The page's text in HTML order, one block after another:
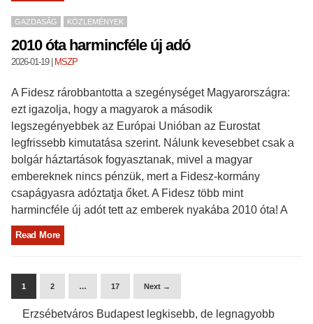
GAZDASÁG KÖZLEMÉNYEK
2010 óta harmincféle új adó
2026-01-19| MSZP
A Fidesz rárobbantotta a szegénységet Magyarországra:
ezt igazolja, hogy a magyarok a második
legszegényebbek az Európai Unióban az Eurostat
legfrissebb kimutatása szerint. Nálunk kevesebbet csak a
bolgár háztartások fogyasztanak, mivel a magyar
embereknek nincs pénzük, mert a Fidesz-kormány
csapágyasra adóztatja őket. A Fidesz több mint
harmincféle új adót tett az emberek nyakába 2010 óta! A
Read More
1 2 … 17 Next →
Erzsébetváros Budapest legkisebb, de legnagyobb